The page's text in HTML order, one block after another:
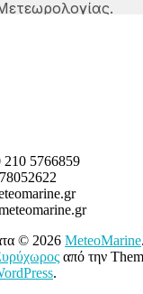
5766859
© 2026 MeteoMarine
από την
.